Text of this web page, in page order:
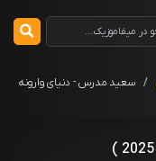
/ سعید مدرس - دنیای وارونه